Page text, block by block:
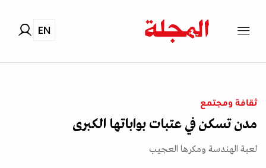
EN
ثقافة ومجتمع
مدن تسكن في عتبات بواباتها الكبرى
لعبة الهندسة ومكرها العجيب